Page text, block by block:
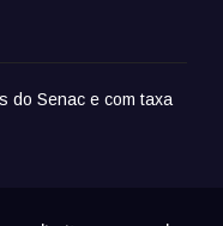
do Senac e com taxa